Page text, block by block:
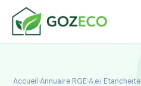
Accueil ›Annuaire RGE›A.e.i Etancheite